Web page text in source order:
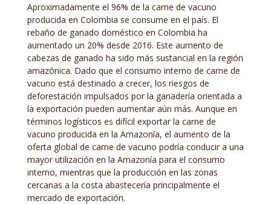
Aproximadamente el 96% de la carne de vacuno
producida en Colombia se consume en el país. El
rebaño de ganado doméstico en Colombia ha
aumentado un 20% desde 2016. Este aumento de
cabezas de ganado ha sido más sustancial en la región
amazónica. Dado que el consumo interno de carne de
vacuno está destinado a crecer, los riesgos de
deforestación impulsados por la ganadería orientada a
la exportación pueden aumentar aún más. Aunque en
términos logísticos es difícil exportar la carne de
vacuno producida en la Amazonía, el aumento de la
oferta global de carne de vacuno podría conducir a una
mayor utilización en la Amazonía para el consumo
interno, mientras que la producción en las zonas
cercanas a la costa abastecería principalmente el
mercado de exportación.